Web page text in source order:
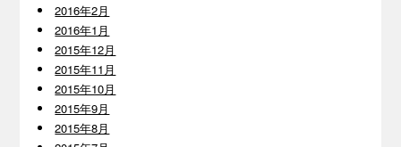
2016年2月
2016年1月
2015年12月
2015年11月
2015年10月
2015年9月
2015年8月